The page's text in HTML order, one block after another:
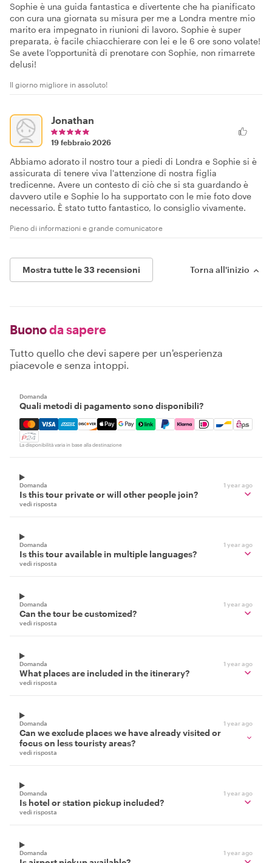
Sophie è una guida fantastica e divertente che ha pianificato
con cura una giornata su misura per me a Londra mentre mio
marito era impegnato in riunioni di lavoro. Sophie è super
preparata, è facile chiacchierare con lei e le 6 ore sono volate!
Se avete l'opportunità di prenotare con Sophie, non rimarrete
delusi!
Il giorno migliore in assoluto!
Jonathan
19 febbraio 2026
Abbiamo adorato il nostro tour a piedi di Londra e Sophie si è
assicurata di tenere viva l'attenzione di nostra figlia
tredicenne. Avere un contesto di ciò che si sta guardando è
davvero utile e Sophie lo ha supportato con le mie foto dove
necessario. È stato tutto fantastico, lo consiglio vivamente.
Pieno di informazioni e grande comunicatore
Mostra tutte le 33 recensioni Torna all'inizio
Buonoda sapere
Tutto quello che devi sapere per un'esperienza
piacevole e senza intoppi.
Domanda
Quali metodi di pagamento sono disponibili?
Mastercard, Visa, Amex, Discover, Apple Pay, Google
La disponibilità varia in base alla destinazione
Domanda 1 year ago
Is this tour private or will other people join?
vedi risposta
Domanda 1 year ago
Is this tour available in multiple languages?
vedi risposta
Domanda 1 year ago
Can the tour be customized?
vedi risposta
Domanda 1 year ago
What places are included in the itinerary?
vedi risposta
Domanda 1 year ago
Can we exclude places we have already visited or
focus on less touristy areas?
vedi risposta
Domanda 1 year ago
Is hotel or station pickup included?
vedi risposta
Domanda 1 year ago